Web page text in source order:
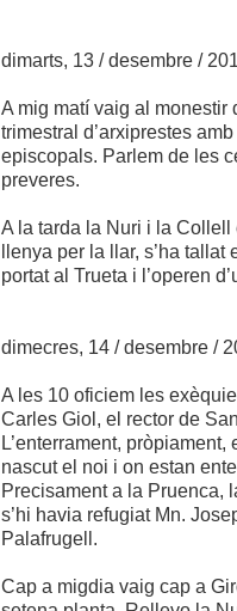
dimarts, 13 / desembre /
A mig matí vaig al
trimestral d’arxiprestes
episcopals. Parlem de les
preveres.
A la tarda la Nuri i la Collell
llenya per la llar, s’ha
portat al Trueta i l’operen
dimecres, 14 / desembre /
A les 10 oficiem les
Carles Giol, el rector de
L’enterrament,
nascut el noi i on estan
Precisament a la Pruenca,
s’hi havia refugiat Mn.
Palafrugell.
Cap a migdia vaig cap a